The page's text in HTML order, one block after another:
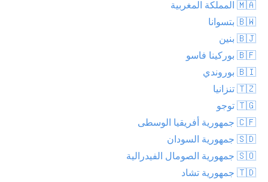
🇲🇦 المملكة المغربية
🇧🇼 بتسوانا
🇧🇯 بنين
🇧🇫 بوركينا فاسو
🇧🇮 بوروندي
🇹🇿 تنزانيا
🇹🇬 توجو
🇨🇫 جمهورية أفريقيا الوسطى
🇸🇩 جمهورية السودان
🇸🇴 جمهورية الصومال الفيدرالية
🇹🇩 جمهورية تشاد